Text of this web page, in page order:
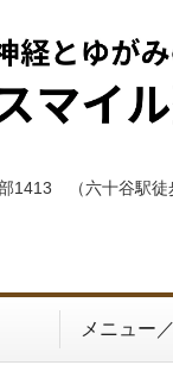
1413 （六十谷駅徒
メニュー